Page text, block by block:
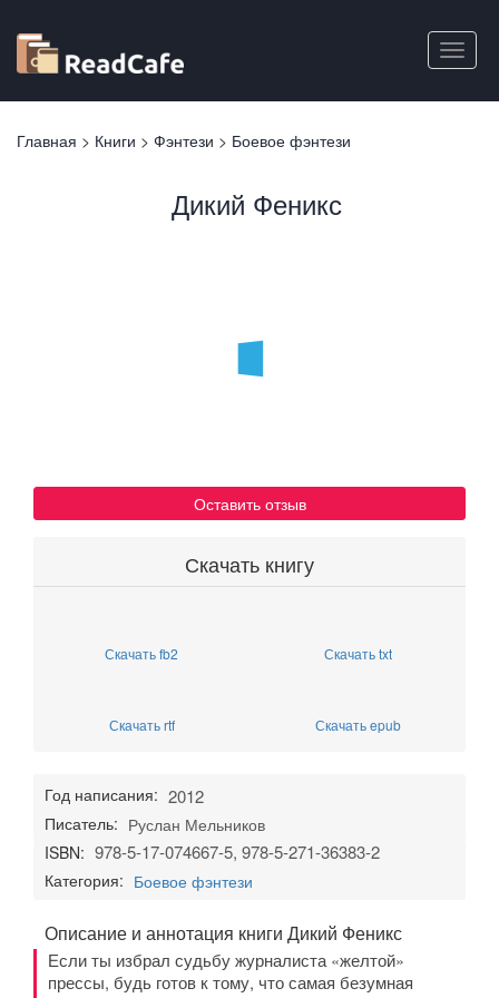
основному
содержанию
Toggle
Вы
Главная > Книги > Фэнтези > Боевое фэнтези
Дикий Феникс
Оставить отзыв
Скачать книгу
Скачать fb2 Скачать txt
Скачать rtf Скачать epub
Год написания: 2012
Писатель: Руслан Мельников
ISBN: 978-5-17-074667-5, 978-5-271-36383-2
Категория: Боевое фэнтези
Описание и аннотация книги Дикий Феникс
Если ты избрал судьбу журналиста «желтой»
прессы, будь готов к тому, что самая безумная